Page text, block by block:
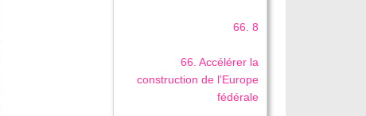
66. 8
66. Accélérer la
construction de l’Europe
fédérale